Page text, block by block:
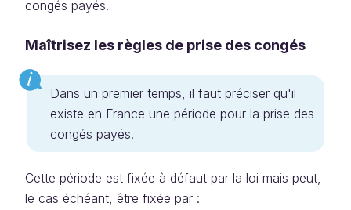
congés payés.
Maîtrisez les règles de prise des congés
Dans un premier temps, il faut préciser qu'il
existe en France une période pour la prise des
congés payés.
Cette période est fixée à défaut par la loi mais peut,
le cas échéant, être fixée par :